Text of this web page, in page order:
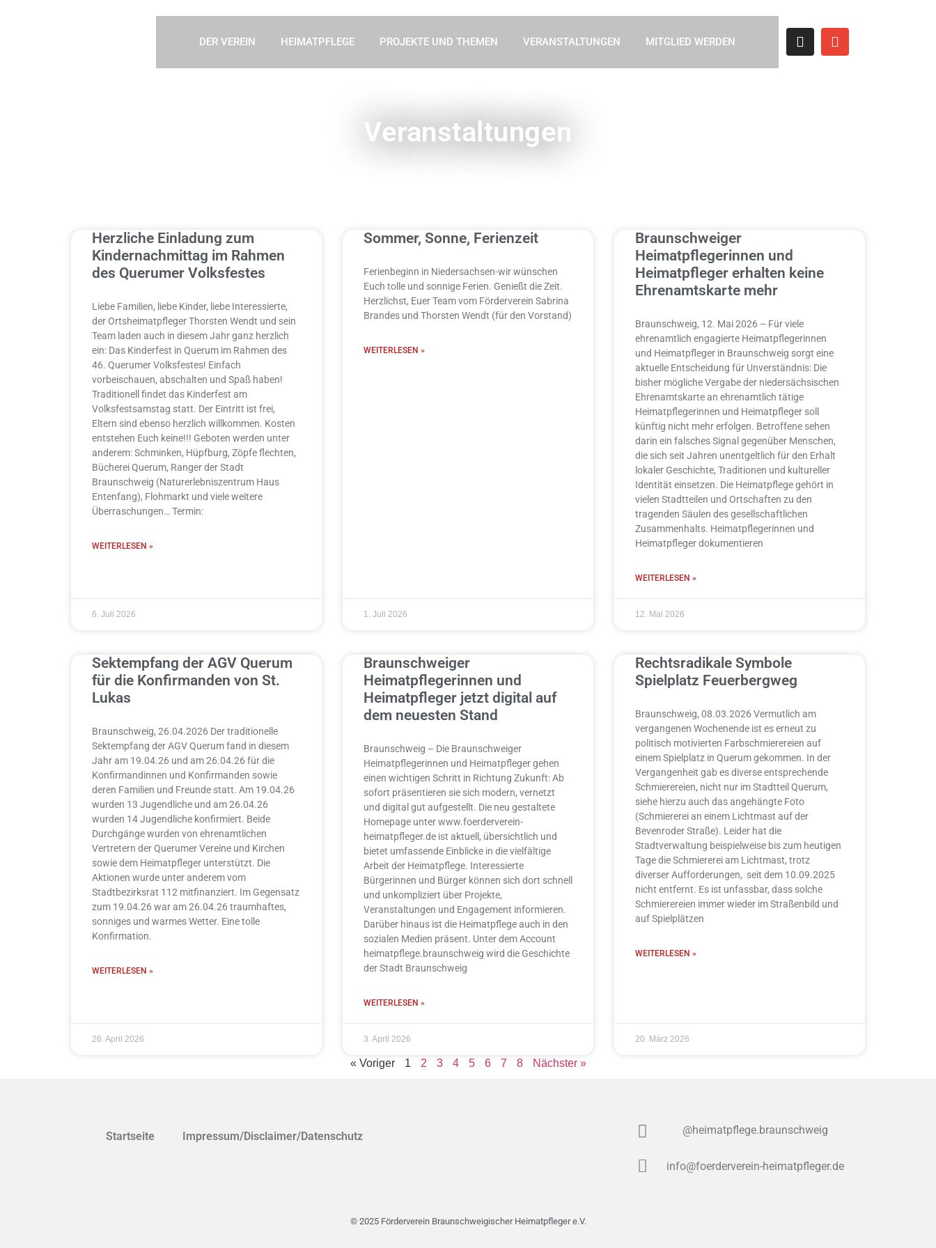
DER VEREIN HEIMATPFLEGE PROJEKTE UND THEMEN VERANSTALTUNGEN MITGLIED WERDEN
Veranstaltungen
Herzliche Einladung zum
Kindernachmittag im Rahmen
des Querumer Volksfestes
Liebe Familien, liebe Kinder, liebe Interessierte,
der Ortsheimatpfleger Thorsten Wendt und sein
Team laden auch in diesem Jahr ganz herzlich
ein: Das Kinderfest in Querum im Rahmen des
46. Querumer Volksfestes! Einfach
vorbeischauen, abschalten und Spaß haben!
Traditionell findet das Kinderfest am
Volksfestsamstag statt. Der Eintritt ist frei,
Eltern sind ebenso herzlich willkommen. Kosten
entstehen Euch keine!!! Geboten werden unter
anderem: Schminken, Hüpfburg, Zöpfe flechten,
Bücherei Querum, Ranger der Stadt
Braunschweig (Naturerlebniszentrum Haus
Entenfang), Flohmarkt und viele weitere
Überraschungen… Termin:
WEITERLESEN »
6. Juli 2026
Sommer, Sonne, Ferienzeit
Ferienbeginn in Niedersachsen-wir wünschen
Euch tolle und sonnige Ferien. Genießt die Zeit.
Herzlichst, Euer Team vom Förderverein Sabrina
Brandes und Thorsten Wendt (für den Vorstand)
WEITERLESEN »
1. Juli 2026
Braunschweiger
Heimatpflegerinnen und
Heimatpfleger erhalten keine
Ehrenamtskarte mehr
Braunschweig, 12. Mai 2026 – Für viele
ehrenamtlich engagierte Heimatpflegerinnen
und Heimatpfleger in Braunschweig sorgt eine
aktuelle Entscheidung für Unverständnis: Die
bisher mögliche Vergabe der niedersächsischen
Ehrenamtskarte an ehrenamtlich tätige
Heimatpflegerinnen und Heimatpfleger soll
künftig nicht mehr erfolgen. Betroffene sehen
darin ein falsches Signal gegenüber Menschen,
die sich seit Jahren unentgeltlich für den Erhalt
lokaler Geschichte, Traditionen und kultureller
Identität einsetzen. Die Heimatpflege gehört in
vielen Stadtteilen und Ortschaften zu den
tragenden Säulen des gesellschaftlichen
Zusammenhalts. Heimatpflegerinnen und
Heimatpfleger dokumentieren
WEITERLESEN »
12. Mai 2026
Sektempfang der AGV Querum
für die Konfirmanden von St.
Lukas
Braunschweig, 26.04.2026 Der traditionelle
Sektempfang der AGV Querum fand in diesem
Jahr am 19.04.26 und am 26.04.26 für die
Konfirmandinnen und Konfirmanden sowie
deren Familien und Freunde statt. Am 19.04.26
wurden 13 Jugendliche und am 26.04.26
wurden 14 Jugendliche konfirmiert. Beide
Durchgänge wurden von ehrenamtlichen
Vertretern der Querumer Vereine und Kirchen
sowie dem Heimatpfleger unterstützt. Die
Aktionen wurde unter anderem vom
Stadtbezirksrat 112 mitfinanziert. Im Gegensatz
zum 19.04.26 war am 26.04.26 traumhaftes,
sonniges und warmes Wetter. Eine tolle
Konfirmation.
WEITERLESEN »
26. April 2026
Braunschweiger
Heimatpflegerinnen und
Heimatpfleger jetzt digital auf
dem neuesten Stand
Braunschweig – Die Braunschweiger
Heimatpflegerinnen und Heimatpfleger gehen
einen wichtigen Schritt in Richtung Zukunft: Ab
sofort präsentieren sie sich modern, vernetzt
und digital gut aufgestellt. Die neu gestaltete
Homepage unter www.foerderverein-
heimatpfleger.de ist aktuell, übersichtlich und
bietet umfassende Einblicke in die vielfältige
Arbeit der Heimatpflege. Interessierte
Bürgerinnen und Bürger können sich dort schnell
und unkompliziert über Projekte,
Veranstaltungen und Engagement informieren.
Darüber hinaus ist die Heimatpflege auch in den
sozialen Medien präsent. Unter dem Account
heimatpflege.braunschweig wird die Geschichte
der Stadt Braunschweig
WEITERLESEN »
3. April 2026
Rechtsradikale Symbole
Spielplatz Feuerbergweg
Braunschweig, 08.03.2026 Vermutlich am
vergangenen Wochenende ist es erneut zu
politisch motivierten Farbschmierereien auf
einem Spielplatz in Querum gekommen. In der
Vergangenheit gab es diverse entsprechende
Schmierereien, nicht nur im Stadtteil Querum,
siehe hierzu auch das angehängte Foto
(Schmiererei an einem Lichtmast auf der
Bevenroder Straße). Leider hat die
Stadtverwaltung beispielweise bis zum heutigen
Tage die Schmiererei am Lichtmast, trotz
diverser Aufforderungen, seit dem 10.09.2025
nicht entfernt. Es ist unfassbar, dass solche
Schmierereien immer wieder im Straßenbild und
auf Spielplätzen
WEITERLESEN »
20. März 2026
« Voriger 1 2 3 4 5 6 7 8 Nächster »
Startseite Impressum/Disclaimer/Datenschutz @heimatpflege.braunschweig
info@foerderverein-heimatpfleger.de
© 2025 Förderverein Braunschweigischer Heimatpfleger e.V.